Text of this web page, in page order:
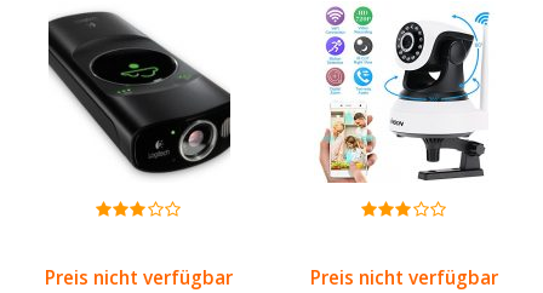
Preis nicht verfügbar Preis nicht verfügbar